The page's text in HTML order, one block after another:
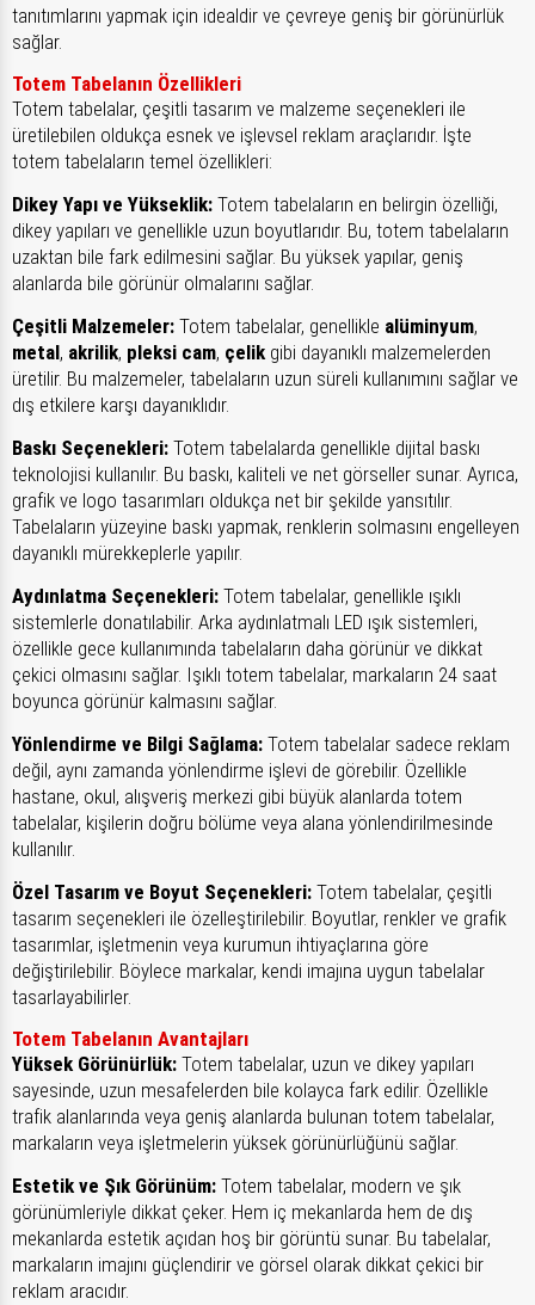
tanıtımlarını yapmak için idealdir ve çevreye geniş bir görünürlük
sağlar.
Totem Tabelanın Özellikleri
Totem tabelalar, çeşitli tasarım ve malzeme seçenekleri ile
üretilebilen oldukça esnek ve işlevsel reklam araçlarıdır. İşte
totem tabelaların temel özellikleri:
Dikey Yapı ve Yükseklik: Totem tabelaların en belirgin özelliği,
dikey yapıları ve genellikle uzun boyutlarıdır. Bu, totem tabelaların
uzaktan bile fark edilmesini sağlar. Bu yüksek yapılar, geniş
alanlarda bile görünür olmalarını sağlar.
Çeşitli Malzemeler: Totem tabelalar, genellikle alüminyum,
metal, akrilik, pleksi cam, çelikgibi dayanıklı malzemelerden
üretilir. Bu malzemeler, tabelaların uzun süreli kullanımını sağlar ve
dış etkilere karşı dayanıklıdır.
Baskı Seçenekleri: Totem tabelalarda genellikle dijital baskı
teknolojisi kullanılır. Bu baskı, kaliteli ve net görseller sunar. Ayrıca,
grafik ve logo tasarımları oldukça net bir şekilde yansıtılır.
Tabelaların yüzeyine baskı yapmak, renklerin solmasını engelleyen
dayanıklı mürekkeplerle yapılır.
Aydınlatma Seçenekleri: Totem tabelalar, genellikle ışıklı
sistemlerle donatılabilir. Arka aydınlatmalı LED ışık sistemleri,
özellikle gece kullanımında tabelaların daha görünür ve dikkat
çekici olmasını sağlar. Işıklı totem tabelalar, markaların 24 saat
boyunca görünür kalmasını sağlar.
Yönlendirme ve Bilgi Sağlama: Totem tabelalar sadece reklam
değil, aynı zamanda yönlendirme işlevi de görebilir. Özellikle
hastane, okul, alışveriş merkezi gibi büyük alanlarda totem
tabelalar, kişilerin doğru bölüme veya alana yönlendirilmesinde
kullanılır.
Özel Tasarım ve Boyut Seçenekleri: Totem tabelalar, çeşitli
tasarım seçenekleri ile özelleştirilebilir. Boyutlar, renkler ve grafik
tasarımlar, işletmenin veya kurumun ihtiyaçlarına göre
değiştirilebilir. Böylece markalar, kendi imajına uygun tabelalar
tasarlayabilirler.
Totem Tabelanın Avantajları
Yüksek Görünürlük: Totem tabelalar, uzun ve dikey yapıları
sayesinde, uzun mesafelerden bile kolayca fark edilir. Özellikle
trafik alanlarında veya geniş alanlarda bulunan totem tabelalar,
markaların veya işletmelerin yüksek görünürlüğünü sağlar.
Estetik ve Şık Görünüm: Totem tabelalar, modern ve şık
görünümleriyle dikkat çeker. Hem iç mekanlarda hem de dış
mekanlarda estetik açıdan hoş bir görüntü sunar. Bu tabelalar,
markaların imajını güçlendirir ve görsel olarak dikkat çekici bir
reklam aracıdır.